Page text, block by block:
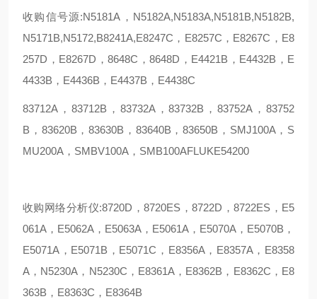
收购信号源:N5181A，N5182A,N5183A,N5181B,N5182B,
N5171B,N5172,B8241A,E8247C，E8257C，E8267C，E8
257D，E8267D，8648C，8648D，E4421B，E4432B，E
4433B，E4436B，E4437B，E4438C
83712A，83712B，83732A，83732B，83752A，83752
B，83620B，83630B，83640B，83650B，SMJ100A，S
MU200A，SMBV100A，SMB100AFLUKE54200
收购网络分析仪:8720D，8720ES，8722D，8722ES，E5
061A，E5062A，E5063A，E5061A，E5070A，E5070B，
E5071A，E5071B，E5071C，E8356A，E8357A，E8358
A，N5230A，N5230C，E8361A，E8362B，E8362C，E8
363B，E8363C，E8364B